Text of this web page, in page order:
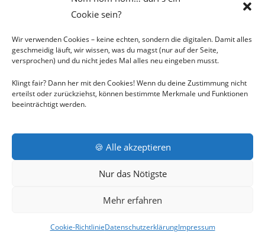
Cookie sein?
Wir verwenden Cookies – keine echten, sondern die digitalen. Damit alles
geschmeidig läuft, wir wissen, was du magst (nur auf der Seite,
versprochen) und du nicht jedes Mal alles neu eingeben musst.
Klingt fair? Dann her mit den Cookies! Wenn du deine Zustimmung nicht
erteilst oder zurückziehst, können bestimmte Merkmale und Funktionen
beeinträchtigt werden.
🍪 Alle akzeptieren
Nur das Nötigste
Mehr erfahren
Cookie-RichtlinieDatenschutzerklärungImpressum
Hysterikern für Schnappatmung
€22,00
Casquette Je Suis Marine – Trucker Cap
€19,70
ICH WILL KEINEN KRIEG Trucker Cap –
€19,70
DATENSCHUTZERKLÄRUNG
RÜCKNAHMEBEDINGUNGEN
COPYRIGHT © 2026 MEGA SHOP